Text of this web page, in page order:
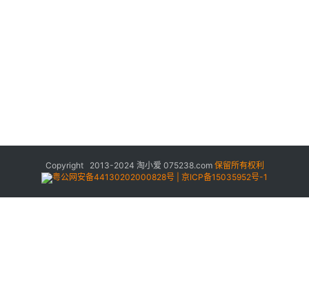
Copyright 2013-2024 淘小爱 075238.com 保留所有权利
粤公网安备44130202000828号 | 京ICP备15035952号-1